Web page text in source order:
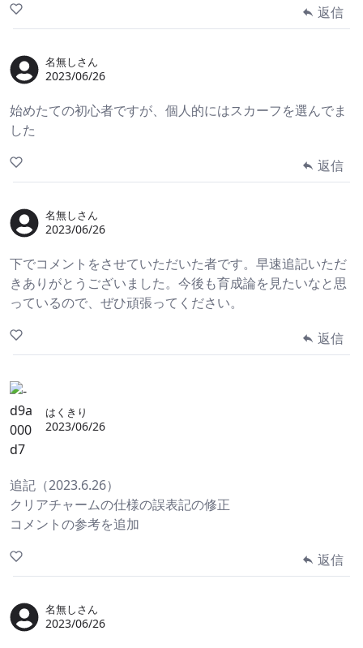
返信
名無しさん
2023/06/26
始めたての初心者ですが、個人的にはスカーフを選んでま
した
返信
名無しさん
2023/06/26
下でコメントをさせていただいた者です。早速追記いただ
きありがとうございました。今後も育成論を見たいなと思
っているので、ぜひ頑張ってください。
返信
はくきり
2023/06/26
追記（2023.6.26）
クリアチャームの仕様の誤表記の修正
コメントの参考を追加
返信
名無しさん
2023/06/26